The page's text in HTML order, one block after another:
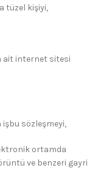
tüzel kişiyi,
ait internet sitesi
işbu sözleşmeyi,
ortamda
ve benzeri gayri